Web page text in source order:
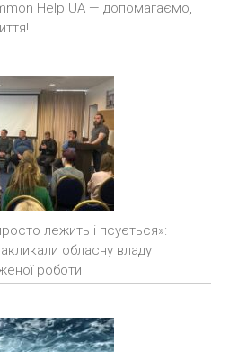
Help UA — допомагаємо,
лежить і псується»:
обласну владу
роботи